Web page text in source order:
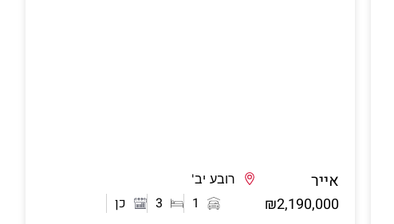
אייר רובע יב'
₪2,190,000
1
3 כן